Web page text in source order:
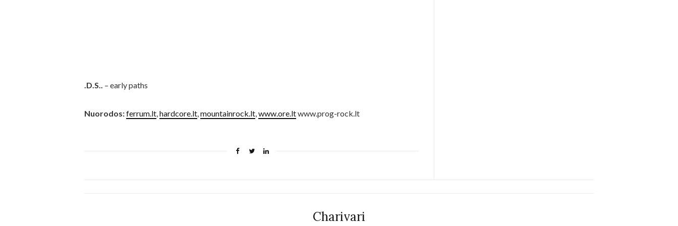
.D.S.. – early paths
Nuorodos:ferrum.lt hardcore.lt mountainrock.lt www.ore.ltwww.prog-rock.lt
Charivari